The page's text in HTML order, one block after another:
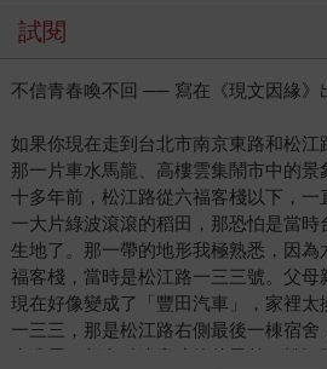
試閱
不信青春喚不回 ── 寫在《現文因緣》
如果你現在走到台北市南京東路和松江
那一片車水馬龍、高樓雲集鬧市中的景
十多年前，松江路從六福客棧以下，一
一大片綠波滾滾的稻田，那恐怕是當
生地了。那一帶的地形我極熟悉，因
福客棧，當時是松江路一三三號。父
現在好像變成了「豐田汽車」，家裡太
一三三，那是松江路右側最後一棟宿
木造屋，頗有點違章建築的風貌。松江